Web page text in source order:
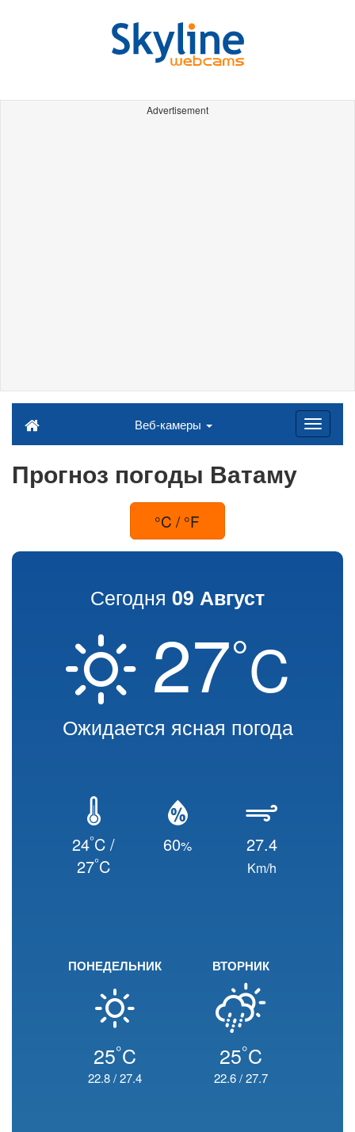
Advertisement
Веб-камеры
Прогноз погоды Ватаму
°C / °F
Сегодня 09 Август
27°C
Ожидается ясная погода
24°C /
27°C
60% 27.4
Km/h
ПОНЕДЕЛЬНИК
25°C
22.8/27.4
ВТОРНИК
25°C
22.6/27.7